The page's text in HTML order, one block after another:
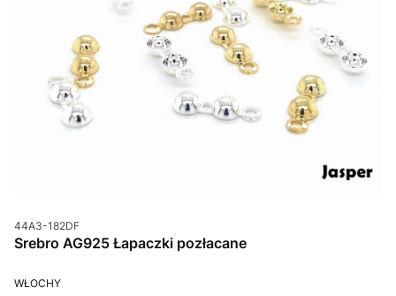
Kod produktu
44A3-182DF
Srebro AG925 Łapaczki pozłacane
PRODUCENT
WŁOCHY